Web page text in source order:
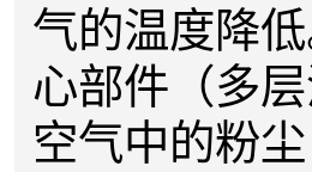
气的温度降
心部件（多
空气中的粉